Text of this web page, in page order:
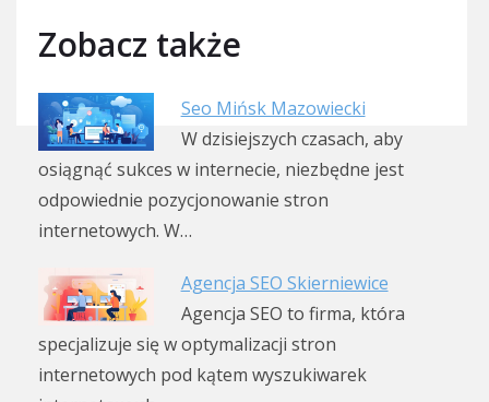
Zobacz także
Seo Mińsk Mazowiecki
W dzisiejszych czasach, aby
osiągnąć sukces w internecie, niezbędne jest
odpowiednie pozycjonowanie stron
internetowych. W…
Agencja SEO Skierniewice
Agencja SEO to firma, która
specjalizuje się w optymalizacji stron
internetowych pod kątem wyszukiwarek